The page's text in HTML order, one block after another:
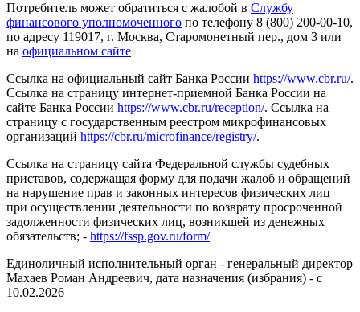
Потребитель может обратиться с жалобой в Службу
финансового уполномоченного по телефону 8 (800) 200-00-10,
по адресу 119017, г. Москва, Старомонетный пер., дом 3 или
на официальном сайте
Ссылка на официальный сайт Банка России https://www.cbr.ru/.
Ссылка на страницу интернет-приемной Банка России на
сайте Банка России https://www.cbr.ru/reception/. Ссылка на
страницу с государственным реестром микрофинансовых
организаций https://cbr.ru/microfinance/registry/.
Ссылка на страницу сайта Федеральной службы судебных
приставов, содержащая форму для подачи жалоб и обращений
на нарушение прав и законных интересов физических лиц
при осуществлении деятельности по возврату просроченной
задолженности физических лиц, возникшей из денежных
обязательств; - https://fssp.gov.ru/form/
Единоличный исполнительный орган - генеральный директор
Махаев Роман Андреевич, дата назначения (избрания) - с
10.02.2026